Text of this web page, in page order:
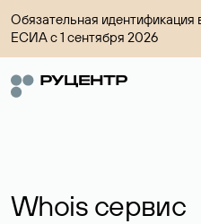
Обязательная идентификация
ЕСИА с 1 сентября 2026
Whois сервис